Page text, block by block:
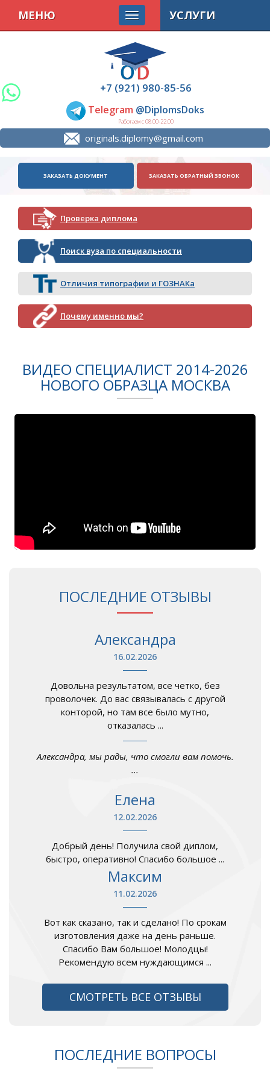
+7 (921) 980-85-56
Telegram @DiplomsDoks
Работаем с 08.00-22.00
originals.diplomy@gmail.com
МЕНЮ
ЗАКАЗАТЬ ДОКУМЕНТ ЗАКАЗАТЬ ОБРАТНЫЙ ЗВОНОК
Проверка диплома
Поиск вуза по специальности
Отличия типографии и ГОЗНАКа
Почему именно мы?
УСЛУГИ
ВИДЕО СПЕЦИАЛИСТ 2014-2026
НОВОГО ОБРАЗЦА МОСКВА
ПОСЛЕДНИЕ ОТЗЫВЫ
Александра
16.02.2026
Довольна результатом, все четко, без
проволочек. До вас связывалась с другой
конторой, но там все было мутно,
отказалась ...
Александра, мы рады, что смогли вам помочь.
...
Елена
12.02.2026
Добрый день! Получила свой диплом,
быстро, оперативно! Спасибо большое ...
Максим
11.02.2026
Вот как сказано, так и сделано! По срокам
изготовления даже на день раньше.
Спасибо Вам большое! Молодцы!
Рекомендую всем нуждающимся ...
СМОТРЕТЬ ВСЕ ОТЗЫВЫ
ПОСЛЕДНИЕ ВОПРОСЫ